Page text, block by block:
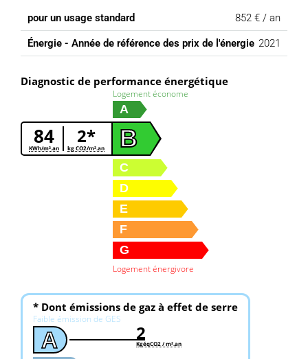
pour un usage standard
852 € / an
Énergie - Année de référence des prix de l'énergie 2021
Diagnostic de performance énergétique
84
KWh/m².an
2*
kg CO2/m².an
Logement économe
A
B
C
D
E
F
G
Logement énergivore
* Dont émissions de gaz à effet de serre
Faible émission de GES
A 2
KgéqCO2 / m².an